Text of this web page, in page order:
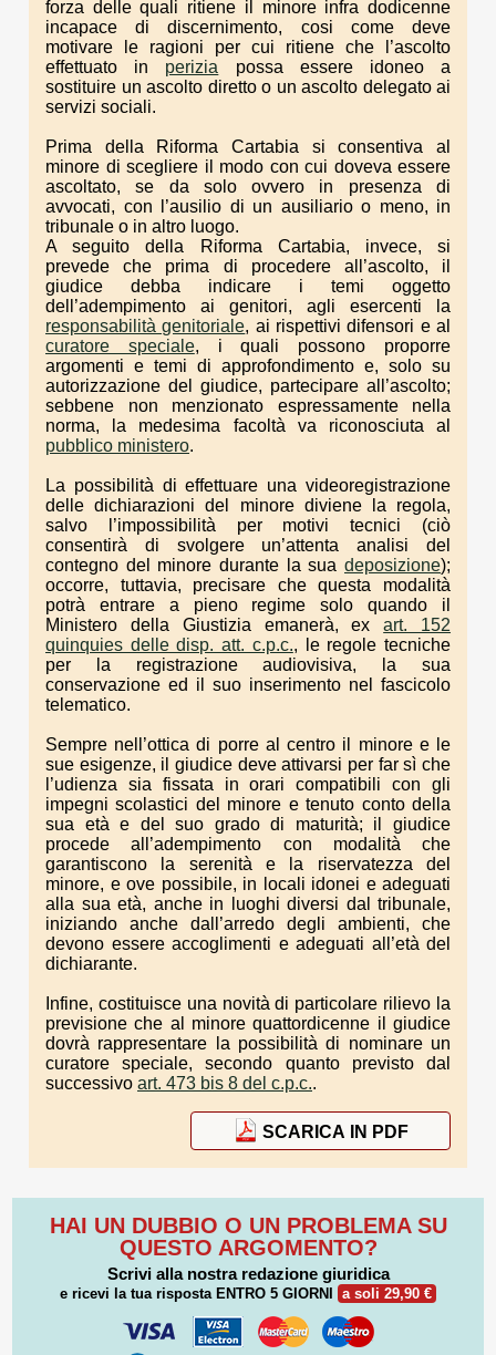
forza delle quali ritiene il minore infra dodicenne
incapace di discernimento, cosi come deve
motivare le ragioni per cui ritiene che l’ascolto
effettuato in perizia possa essere idoneo a
sostituire un ascolto diretto o un ascolto delegato ai
servizi sociali.
Prima della Riforma Cartabia si consentiva al
minore di scegliere il modo con cui doveva essere
ascoltato, se da solo ovvero in presenza di
avvocati, con l’ausilio di un ausiliario o meno, in
tribunale o in altro luogo.
A seguito della Riforma Cartabia, invece, si
prevede che prima di procedere all’ascolto, il
giudice debba indicare i temi oggetto
dell’adempimento ai genitori, agli esercenti la
responsabilità genitoriale, ai rispettivi difensori e al
curatore speciale, i quali possono proporre
argomenti e temi di approfondimento e, solo su
autorizzazione del giudice, partecipare all’ascolto;
sebbene non menzionato espressamente nella
norma, la medesima facoltà va riconosciuta al
pubblico ministero.
La possibilità di effettuare una videoregistrazione
delle dichiarazioni del minore diviene la regola,
salvo l’impossibilità per motivi tecnici (ciò
consentirà di svolgere un’attenta analisi del
contegno del minore durante la sua deposizione);
occorre, tuttavia, precisare che questa modalità
potrà entrare a pieno regime solo quando il
Ministero della Giustizia emanerà, exart. 152
quinquies delle disp. att. c.p.c., le regole tecniche
per la registrazione audiovisiva, la sua
conservazione ed il suo inserimento nel fascicolo
telematico.
Sempre nell’ottica di porre al centro il minore e le
sue esigenze, il giudice deve attivarsi per far sì che
l’udienza sia fissata in orari compatibili con gli
impegni scolastici del minore e tenuto conto della
sua età e del suo grado di maturità; il giudice
procede all’adempimento con modalità che
garantiscono la serenità e la riservatezza del
minore, e ove possibile, in locali idonei e adeguati
alla sua età, anche in luoghi diversi dal tribunale,
iniziando anche dall’arredo degli ambienti, che
devono essere accoglimenti e adeguati all’età del
dichiarante.
Infine, costituisce una novità di particolare rilievo la
previsione che al minore quattordicenne il giudice
dovrà rappresentare la possibilità di nominare un
curatore speciale, secondo quanto previsto dal
successivo art. 473 bis 8 del c.p.c..
SCARICA IN PDF
HAI UN DUBBIO O UN PROBLEMA SU
QUESTO ARGOMENTO?
Scrivi alla nostra redazione giuridica
e ricevi la tua risposta ENTRO 5 GIORNI a soli 29,90 €